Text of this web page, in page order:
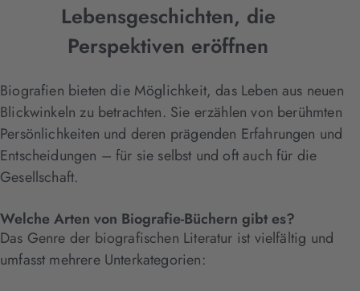
Lebensgeschichten, die
Perspektiven eröffnen
Biografien bieten die Möglichkeit, das Leben aus neuen
Blickwinkeln zu betrachten. Sie erzählen von berühmten
Persönlichkeiten und deren prägenden Erfahrungen und
Entscheidungen – für sie selbst und oft auch für die
Gesellschaft.
Welche Arten von Biografie-Büchern gibt es?
Das Genre der biografischen Literatur ist vielfältig und
umfasst mehrere Unterkategorien: